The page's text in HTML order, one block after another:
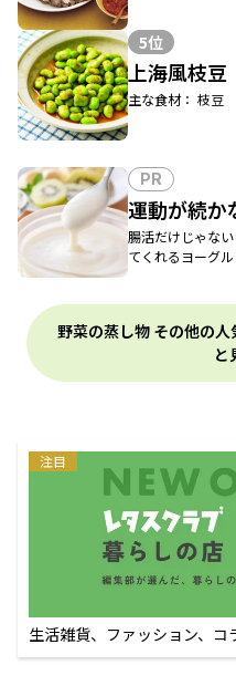
5位
上海風枝豆
主な食材： 枝豆
PR
運動が続
腸活だけじゃな
てくれるヨーグ
野菜の蒸し物 その他の
と
注目
生活雑貨、ファッション、
えるECサイト